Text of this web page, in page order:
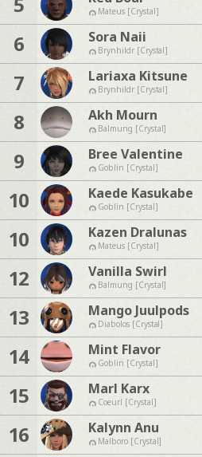
Mateus [Crystal]
6 Sora Naii
Brynhildr [Crystal]
7 Lariaxa Kitsune
Brynhildr [Crystal]
8 Akh Mourn
Balmung [Crystal]
9 Bree Valentine
Goblin [Crystal]
10 Kaede Kasukabe
Goblin [Crystal]
10 Kazen Dralunas
Mateus [Crystal]
12 Vanilla Swirl
Balmung [Crystal]
13 Mango Juulpods
Diabolos [Crystal]
14 Mint Flavor
Goblin [Crystal]
15 Marl Karx
Coeurl [Crystal]
16 Kalynn Anu
Malboro [Crystal]